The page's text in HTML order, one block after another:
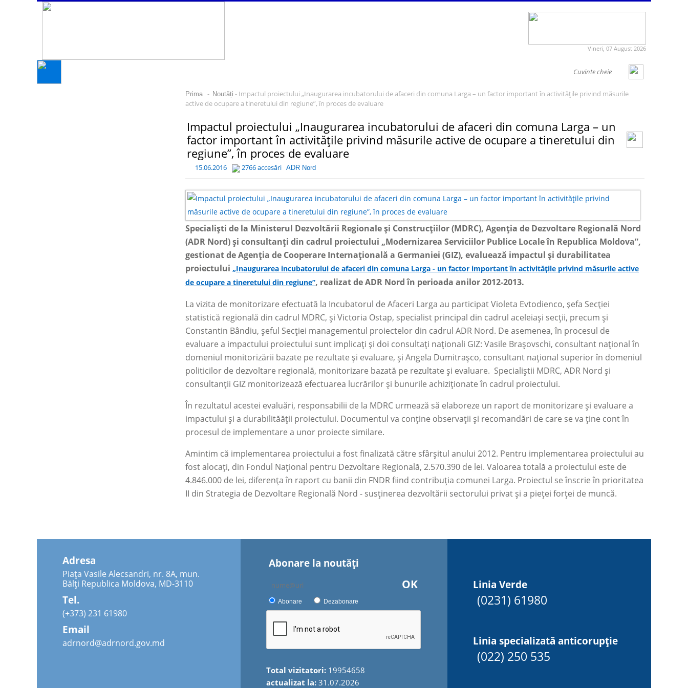
Vineri, 07 August 2026
Prima - Noutăți - Impactul proiectului „Inaugurarea incubatorului de afaceri din comuna Larga – un factor important în activitățile privind măsurile
active de ocupare a tineretului din regiune”, în proces de evaluare
Impactul proiectului „Inaugurarea incubatorului de afaceri din comuna Larga – un
factor important în activitățile privind măsurile active de ocupare a tineretului din
regiune”, în proces de evaluare
15.06.2016 2766 accesări ADR Nord
Specialiști de la Ministerul Dezvoltării Regionale și Construcțiilor (MDRC), Agenția de Dezvoltare Regională Nord
(ADR Nord) și consultanți din cadrul proiectului „Modernizarea Serviciilor Publice Locale în Republica Moldova”,
gestionat de Agenția de Cooperare Internațională a Germaniei (GIZ), evaluează impactul și durabilitatea
proiectului „Inaugurarea incubatorului de afaceri din comuna Larga - un factor important în activitățile privind măsurile active
de ocupare a tineretului din regiune”, realizat de ADR Nord în perioada anilor 2012-2013.
La vizita de monitorizare efectuată la Incubatorul de Afaceri Larga au participat Violeta Evtodienco, șefa Secției
statistică regională din cadrul MDRC, și Victoria Ostap, specialist principal din cadrul aceleiași secții, precum și
Constantin Bândiu, șeful Secției managementul proiectelor din cadrul ADR Nord. De asemenea, în procesul de
evaluare a impactului proiectului sunt implicați și doi consultați naționali GIZ: Vasile Brașovschi, consultant național în
domeniul monitorizării bazate pe rezultate și evaluare, și Angela Dumitrașco, consultant național superior în domeniul
politicilor de dezvoltare regională, monitorizare bazată pe rezultate și evaluare. Specialiștii MDRC, ADR Nord și
consultanții GIZ monitorizează efectuarea lucrărilor și bunurile achiziționate în cadrul proiectului.
În rezultatul acestei evaluări, responsabilii de la MDRC urmează să elaboreze un raport de monitorizare și evaluare a
impactului și a durabilităății proiectului. Documentul va conține observații și recomandări de care se va ține cont în
procesul de implementare a unor proiecte similare.
Amintim că implementarea proiectului a fost finalizată către sfârșitul anului 2012. Pentru implementarea proiectului au
fost alocați, din Fondul Național pentru Dezvoltare Regională, 2.570.390 de lei. Valoarea totală a proiectului este de
4.846.000 de lei, diferența în raport cu banii din FNDR fiind contribuția comunei Larga. Proiectul se înscrie în prioritatea
II din Strategia de Dezvoltare Regională Nord - susținerea dezvoltării sectorului privat și a pieței forței de muncă.
Adresa
Piața Vasile Alecsandri, nr. 8A, mun.
Bălți Republica Moldova, MD-3110
Tel.
(+373) 231 61980
Email
adrnord@adrnord.gov.md
Abonare la noutăţi
OK
Abonare Dezabonare
Total vizitatori: 19954658
actualizat la: 31.07.2026
Linia Verde
(0231) 61980
Linia specializată anticorupție
(022) 250 535